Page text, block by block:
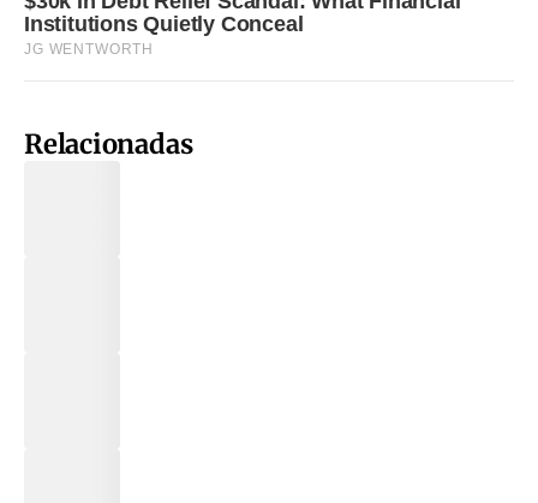
Relacionadas